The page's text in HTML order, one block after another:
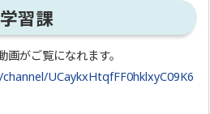
習課
がご覧になれます。
UCaykxHtqfFF0hklxyC09K6